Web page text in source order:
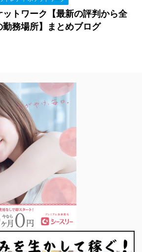
ットワーク【最新の評判から全
勤務場所】まとめブログ